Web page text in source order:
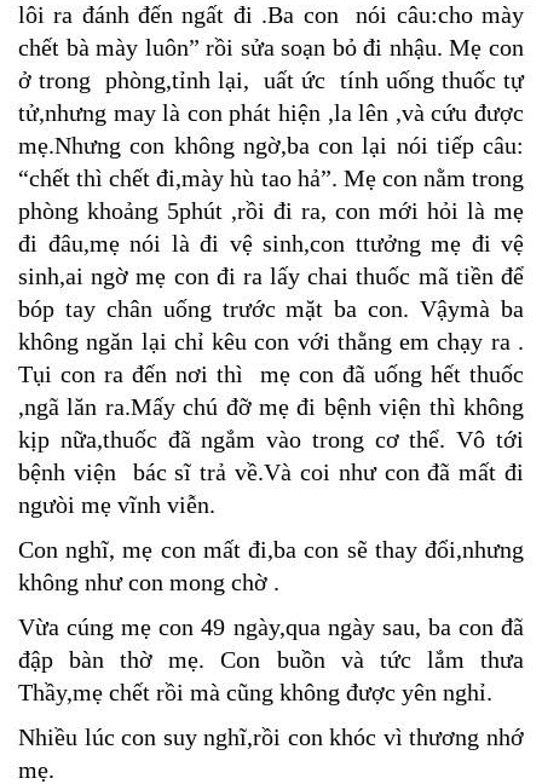
lôi ra đánh đến ngất đi .Ba con nói câu:cho mày
chết bà mày luôn” rồi sửa soạn bỏ đi nhậu. Mẹ con
ở trong phòng,tỉnh lại, uất ức tính uống thuốc tự
tử,nhưng may là con phát hiện ,la lên ,và cứu được
mẹ.Nhưng con không ngờ,ba con lại nói tiếp câu:
“chết thì chết đi,mày hù tao hả”. Mẹ con nằm trong
phòng khoảng 5phút ,rồi đi ra, con mới hỏi là mẹ
đi đâu,mẹ nói là đi vệ sinh,con ttưởng mẹ đi vệ
sinh,ai ngờ mẹ con đi ra lấy chai thuốc mã tiền để
bóp tay chân uống trước mặt ba con. Vậymà ba
không ngăn lại chỉ kêu con với thằng em chạy ra .
Tụi con ra đến nơi thì mẹ con đã uống hết thuốc
,ngã lăn ra.Mấy chú đỡ mẹ đi bệnh viện thì không
kịp nữa,thuốc đã ngắm vào trong cơ thể. Vô tới
bệnh viện bác sĩ trả về.Và coi như con đã mất đi
ngưòi mẹ vĩnh viễn.
Con nghĩ, mẹ con mất đi,ba con sẽ thay đổi,nhưng
không như con mong chờ .
Vừa cúng mẹ con 49 ngày,qua ngày sau, ba con đã
đập bàn thờ mẹ. Con buồn và tức lắm thưa
Thầy,mẹ chết rồi mà cũng không được yên nghỉ.
Nhiều lúc con suy nghĩ,rồi con khóc vì thương nhớ
mẹ.